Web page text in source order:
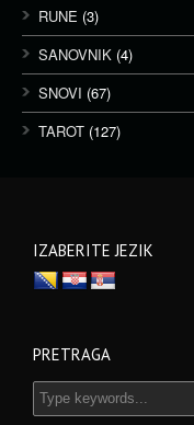
RUNE (3)
SANOVNIK (4)
SNOVI (67)
TAROT (127)
IZABERITE JEZIK
PRETRAGA